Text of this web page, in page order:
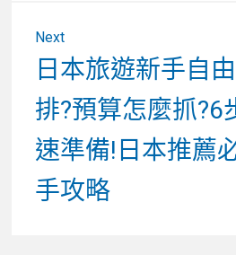
Next
Next
post:
日本旅遊新手自
排?預算怎麼抓?6
速準備!日本推薦
手攻略